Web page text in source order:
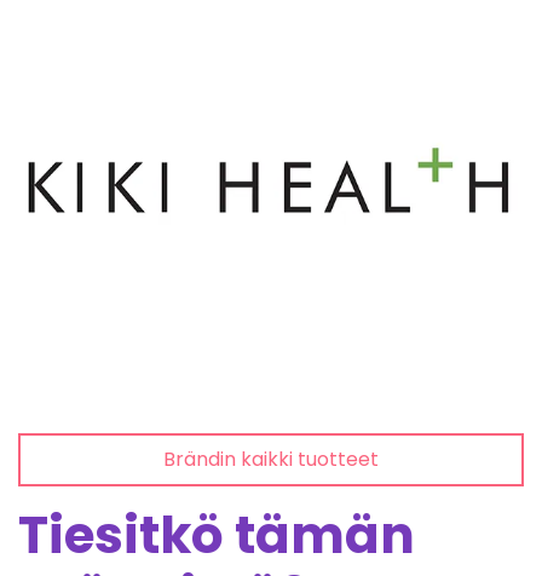
Brändin kaikki tuotteet
Tiesitkö tämän